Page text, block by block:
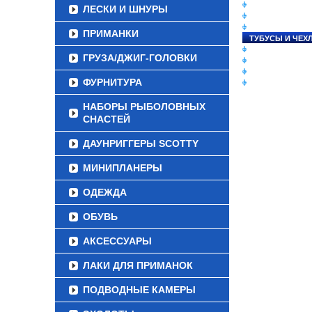
ЛЕСКИ И ШНУРЫ
ПРИМАНКИ
ГРУЗА/ДЖИГ-ГОЛОВКИ
ФУРНИТУРА
НАБОРЫ РЫБОЛОВНЫХ
СНАСТЕЙ
ДАУНРИГГЕРЫ SCOTTY
МИНИПЛАНЕРЫ
ОДЕЖДА
ОБУВЬ
АКСЕССУАРЫ
ЛАКИ ДЛЯ ПРИМАНОК
ПОДВОДНЫЕ КАМЕРЫ
ТУБУСЫ И